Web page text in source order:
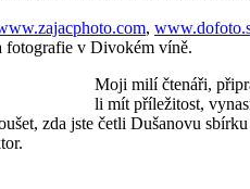
,
fotografie v Divokém víně.
Moji milí čtenáři,
li mít příležitost,
zda jste četli Dušanovu